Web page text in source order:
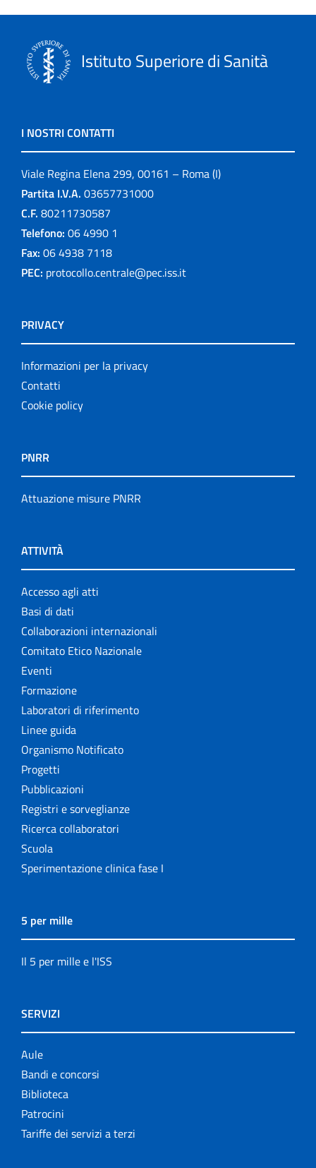
Istituto Superiore di Sanità
I NOSTRI CONTATTI
Viale Regina Elena 299, 00161 – Roma (I)
Partita I.V.A. 03657731000
C.F. 80211730587
Telefono: 06 4990 1
Fax: 06 4938 7118
PEC: protocollo.centrale@pec.iss.it
PRIVACY
Informazioni per la privacy
Contatti
Cookie policy
PNRR
Attuazione misure PNRR
ATTIVITÀ
Accesso agli atti
Basi di dati
Collaborazioni internazionali
Comitato Etico Nazionale
Eventi
Formazione
Laboratori di riferimento
Linee guida
Organismo Notificato
Progetti
Pubblicazioni
Registri e sorveglianze
Ricerca collaboratori
Scuola
Sperimentazione clinica fase I
5 per mille
Il 5 per mille e l'ISS
SERVIZI
Aule
Bandi e concorsi
Biblioteca
Patrocini
Tariffe dei servizi a terzi